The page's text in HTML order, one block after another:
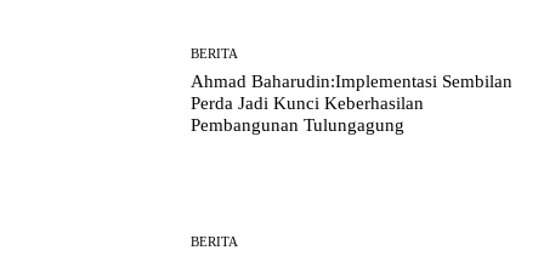
BERITA
Ahmad Baharudin:Implementasi Sembilan
Perda Jadi Kunci Keberhasilan
Pembangunan Tulungagung
BERITA